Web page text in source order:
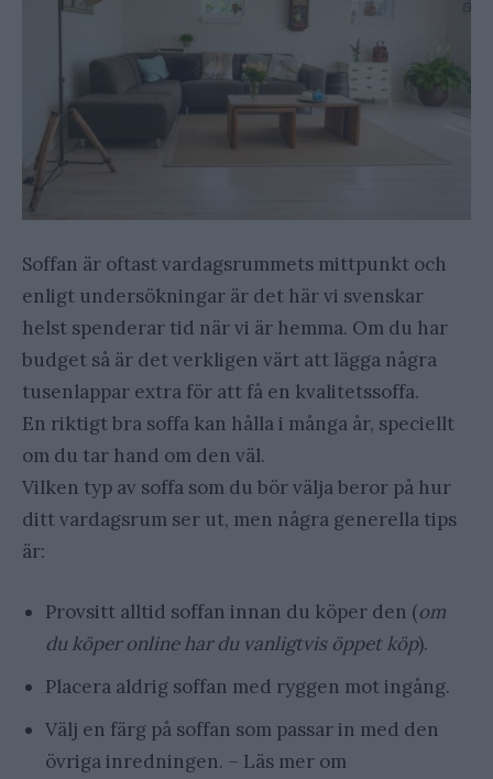
Soffan är oftast vardagsrummets mittpunkt och
enligt undersökningar är det här vi svenskar
helst spenderar tid när vi är hemma. Om du har
budget så är det verkligen värt att lägga några
tusenlappar extra för att få en kvalitetssoffa.
En riktigt bra soffa kan hålla i många år, speciellt
om du tar hand om den väl.
Vilken typ av soffa som du bör välja beror på hur
ditt vardagsrum ser ut, men några generella tips
är:
Provsitt alltid soffan innan du köper den (om
du köper online har du vanligtvis öppet köp).
Placera aldrig soffan med ryggen mot ingång.
Välj en färg på soffan som passar in med den
övriga inredningen. – Läs mer om